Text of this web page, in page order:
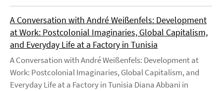
A Conversation with André Weißenfels: Development
at Work: Postcolonial Imaginaries, Global Capitalism,
and Everyday Life at a Factory in Tunisia
A Conversation with André Weißenfels: Development at
Work: Postcolonial Imaginaries, Global Capitalism, and
Everyday Life at a Factory in Tunisia Diana Abbani in